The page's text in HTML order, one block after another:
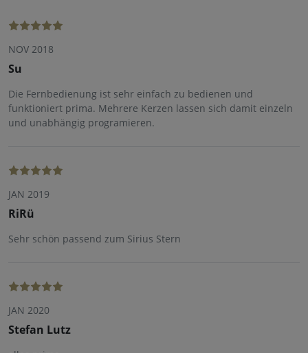
NOV 2018
Su
Die Fernbedienung ist sehr einfach zu bedienen und
funktioniert prima. Mehrere Kerzen lassen sich damit einzeln
und unabhängig programieren.
JAN 2019
RiRü
Sehr schön passend zum Sirius Stern
JAN 2020
Stefan Lutz